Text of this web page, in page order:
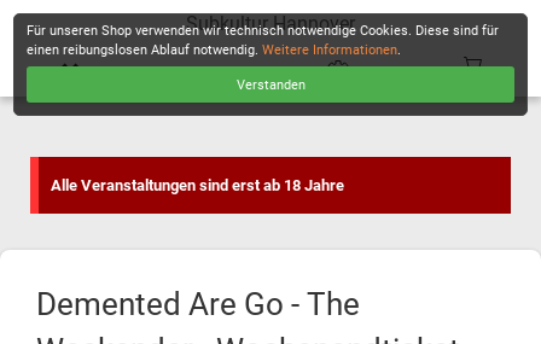
Subkultur Hannover
Alle Veranstaltungen sind erst ab 18 Jahre
Demented Are Go - The
Für unseren Shop verwenden wir technisch notwendige Cookies. Diese sind für
einen reibungslosen Ablauf notwendig.Weitere Informationen.
Verstanden